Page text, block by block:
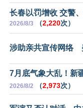
长春以罚增收 交警
2026/8/3 （2,220次）
涉助亲共宣传网络
7月底气象大乱！新
2026/8/2 （2,973次）